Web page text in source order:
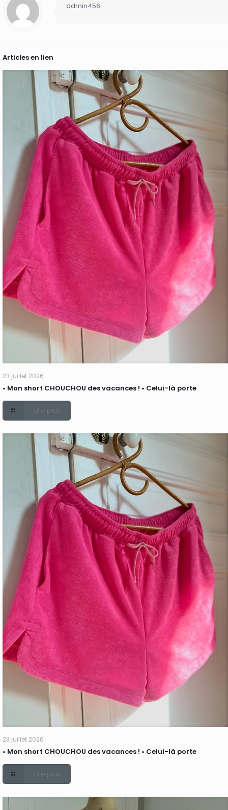
admin456
Articles en lien
23 juillet 2026
• Mon short CHOUCHOU des vacances ! • Celui-là porte
Lire plus
23 juillet 2026
• Mon short CHOUCHOU des vacances ! • Celui-là porte
Lire plus